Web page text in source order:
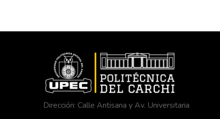
Dirección: Calle Antisana y Av. Universitaria